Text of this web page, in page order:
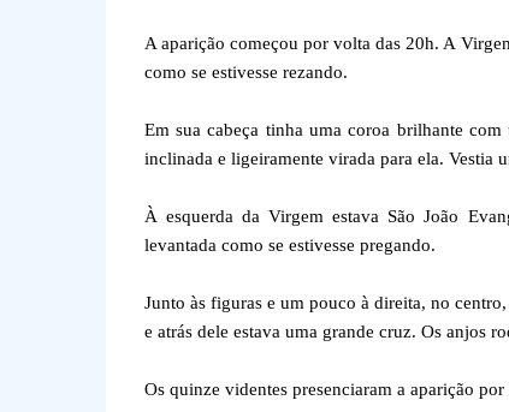
A aparição começou por volta das 20h. A
como se estivesse rezando.
Em sua cabeça tinha uma coroa brilhante
inclinada e ligeiramente virada para ela. Vestia
À esquerda da Virgem estava São João
levantada como se estivesse pregando.
Junto às figuras e um pouco à direita, no
e atrás dele estava uma grande cruz. Os anjos
Os quinze videntes presenciaram a aparição